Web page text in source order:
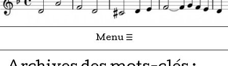
Menu ☰
Passer directement au contenu